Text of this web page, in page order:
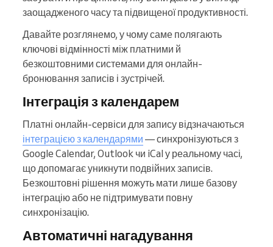
заощадженого часу та підвищеної продуктивності.
Давайте розглянемо, у чому саме полягають
ключові відмінності між платними й
безкоштовними системами для онлайн-
бронювання записів і зустрічей.
Інтеграція з календарем
Платні онлайн-сервіси для запису відзначаються
інтеграцією з календарями — синхронізуються з
Google Calendar, Outlook чи iCal у реальному часі,
що допомагає уникнути подвійних записів.
Безкоштовні рішення можуть мати лише базову
інтеграцію або не підтримувати повну
синхронізацію.
Автоматичні нагадування